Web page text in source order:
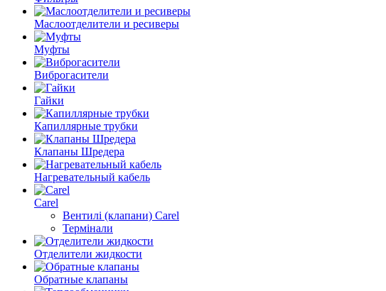
Маслоотделители и ресиверы
Муфты
Виброгасители
Гайки
Капиллярные трубки
Клапаны Шредера
Нагревательный кабель
Carel
Вентилі (клапани) Carel
Термінали
Отделители жидкости
Обратные клапаны